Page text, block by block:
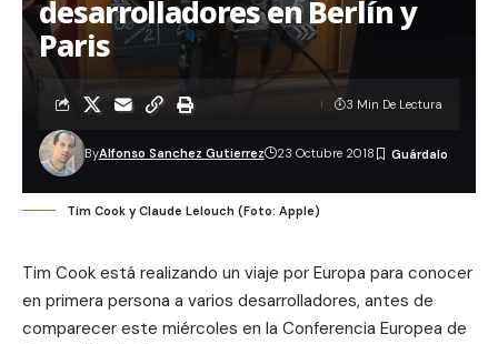
desarrolladores en Berlín y
Paris
ByAlfonso Sanchez Gutierrez 23 Octubre 2018
3 Min De Lectura
Tim Cook y Claude Lelouch (Foto: Apple)
Tim Cook está realizando un viaje por Europa para conocer
en primera persona a varios desarrolladores, antes de
comparecer este miércoles en la Conferencia Europea de